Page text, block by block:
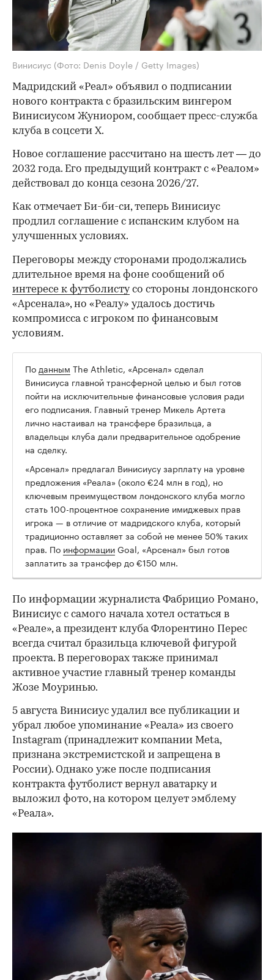
Винисиус (Фото: Denis Doyle / Getty Images)
Мадридский «Реал» объявил о подписании
нового контракта с бразильским вингером
Винисиусом Жуниором, сообщает пресс-служба
клуба в соцсети X.
Новое соглашение рассчитано на шесть лет — до
2032 года. Его предыдущий контракт с «Реалом»
действовал до конца сезона 2026/27.
Как отмечает Би-би-си, теперь Винисиус
продлил соглашение с испанским клубом на
улучшенных условиях.
/
Переговоры между сторонами продолжались
длительное время на фоне сообщений об
интересе к футболистусо стороны лондонского
«Арсенала», но «Реалу» удалось достичь
компромисса с игроком по финансовым
условиям.
По данным The Athletic, «Арсенал» сделал
Винисиуса главной трансферной целью и был готов
пойти на исключительные финансовые условия ради
его подписания. Главный тренер Микель Артета
лично настаивал на трансфере бразильца, а
владельцы клуба дали предварительное одобрение
на сделку.
«Арсенал» предлагал Винисиусу зарплату на уровне
предложения «Реала» (около €24 млн в год), но
ключевым преимуществом лондонского клуба могло
стать 100-процентное сохранение имиджевых прав
игрока — в отличие от мадридского клуба, который
традиционно оставляет за собой не менее 50% таких
прав. По информацииGoal, «Арсенал» был готов
заплатить за трансфер до €150 млн.
По информации журналиста Фабрицио Романо,
Винисиус с самого начала хотел остаться в
«Реале», а президент клуба Флорентино Перес
всегда считал бразильца ключевой фигурой
проекта. В переговорах также принимал
активное участие главный тренер команды
Жозе Моуринью.
5 августа Винисиус удалил все публикации и
убрал любое упоминание «Реала» из своего
Instagram (принадлежит компании Meta,
признана экстремистской и запрещена в
России). Однако уже после подписания
контракта футболист вернул аватарку и
выложил фото, на котором целует эмблему
«Реала».